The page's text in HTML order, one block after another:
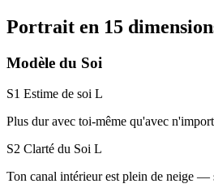
Portrait en 15
Modèle du Soi
S1 Estime de soi L
Plus dur avec toi-même qu'avec
S2 Clarté du Soi L
Ton canal intérieur est plein de neige —